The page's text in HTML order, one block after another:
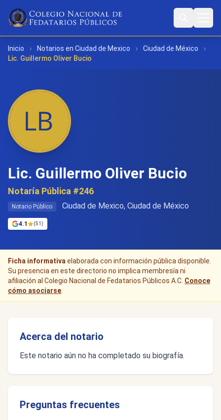
Inicio › Notarios en Ciudad de Mexico › Ciudad de México
›
Lic. Guillermo Oliver Bucio
Lic. Guillermo Oliver Bucio
Notaría Pública #246
Notario Público Ciudad de Mexico, Ciudad de México
4.1 (51)
Ficha informativa elaborada con información pública disponible.
Su presencia en este directorio no implica membresía ni
afiliación al Colegio Nacional de Fedatarios Públicos A.C. Conoce
cómo asociarse
Acerca del notario
Este notario aún no ha completado su biografía.
Preguntas frecuentes